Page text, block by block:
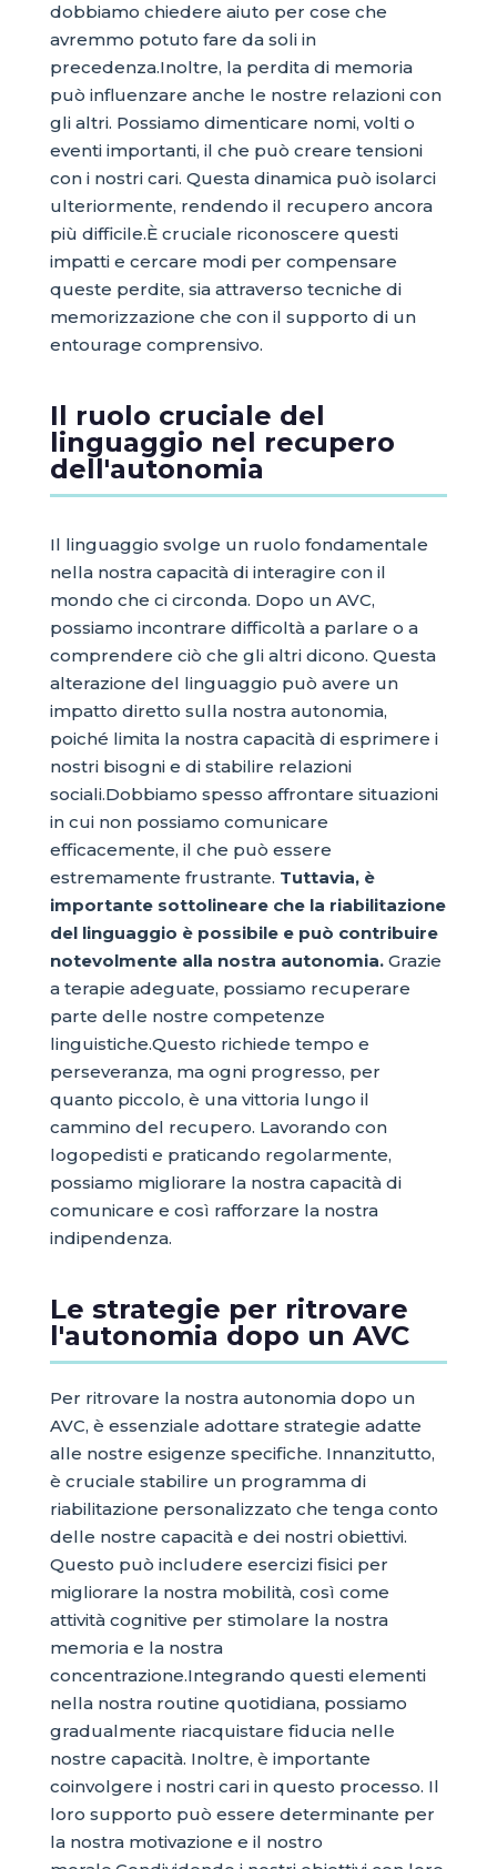
dobbiamo chiedere aiuto per cose che
avremmo potuto fare da soli in
precedenza.Inoltre, la perdita di memoria
può influenzare anche le nostre relazioni con
gli altri. Possiamo dimenticare nomi, volti o
eventi importanti, il che può creare tensioni
con i nostri cari. Questa dinamica può isolarci
ulteriormente, rendendo il recupero ancora
più difficile.È cruciale riconoscere questi
impatti e cercare modi per compensare
queste perdite, sia attraverso tecniche di
memorizzazione che con il supporto di un
entourage comprensivo.
Il ruolo cruciale del
linguaggio nel recupero
dell'autonomia
Il linguaggio svolge un ruolo fondamentale
nella nostra capacità di interagire con il
mondo che ci circonda. Dopo un AVC,
possiamo incontrare difficoltà a parlare o a
comprendere ciò che gli altri dicono. Questa
alterazione del linguaggio può avere un
impatto diretto sulla nostra autonomia,
poiché limita la nostra capacità di esprimere i
nostri bisogni e di stabilire relazioni
sociali.Dobbiamo spesso affrontare situazioni
in cui non possiamo comunicare
efficacemente, il che può essere
estremamente frustrante. Tuttavia, è
importante sottolineare che la riabilitazione
del linguaggio è possibile e può contribuire
notevolmente alla nostra autonomia.Grazie
a terapie adeguate, possiamo recuperare
parte delle nostre competenze
linguistiche.Questo richiede tempo e
perseveranza, ma ogni progresso, per
quanto piccolo, è una vittoria lungo il
cammino del recupero. Lavorando con
logopedisti e praticando regolarmente,
possiamo migliorare la nostra capacità di
comunicare e così rafforzare la nostra
indipendenza.
Le strategie per ritrovare
l'autonomia dopo un AVC
Per ritrovare la nostra autonomia dopo un
AVC, è essenziale adottare strategie adatte
alle nostre esigenze specifiche. Innanzitutto,
è cruciale stabilire un programma di
riabilitazione personalizzato che tenga conto
delle nostre capacità e dei nostri obiettivi.
Questo può includere esercizi fisici per
migliorare la nostra mobilità, così come
attività cognitive per stimolare la nostra
memoria e la nostra
concentrazione.Integrando questi elementi
nella nostra routine quotidiana, possiamo
gradualmente riacquistare fiducia nelle
nostre capacità. Inoltre, è importante
coinvolgere i nostri cari in questo processo. Il
loro supporto può essere determinante per
la nostra motivazione e il nostro